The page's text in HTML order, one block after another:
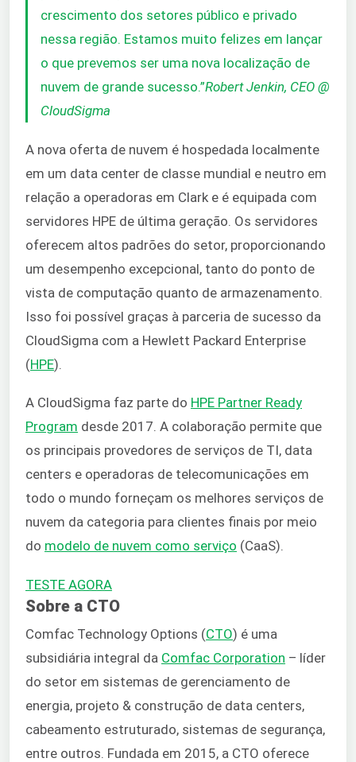
crescimento dos setores público e privado
nessa região. Estamos muito felizes em lançar
o que prevemos ser uma nova localização de
nuvem de grande sucesso.”Robert Jenkin, CEO @
CloudSigma
A nova oferta de nuvem é hospedada localmente
em um data center de classe mundial e neutro em
relação a operadoras em Clark e é equipada com
servidores HPE de última geração. Os servidores
oferecem altos padrões do setor, proporcionando
um desempenho excepcional, tanto do ponto de
vista de computação quanto de armazenamento.
Isso foi possível graças à parceria de sucesso da
CloudSigma com a Hewlett Packard Enterprise
(HPE).
A CloudSigma faz parte do HPE Partner Ready
Program desde 2017. A colaboração permite que
os principais provedores de serviços de TI, data
centers e operadoras de telecomunicações em
todo o mundo forneçam os melhores serviços de
nuvem da categoria para clientes finais por meio
do modelo de nuvem como serviço (CaaS).
TESTE AGORA
Sobre a CTO
Comfac Technology Options (CTO) é uma
subsidiária integral da Comfac Corporation – líder
do setor em sistemas de gerenciamento de
energia, projeto & construção de data centers,
cabeamento estruturado, sistemas de segurança,
entre outros. Fundada em 2015, a CTO oferece